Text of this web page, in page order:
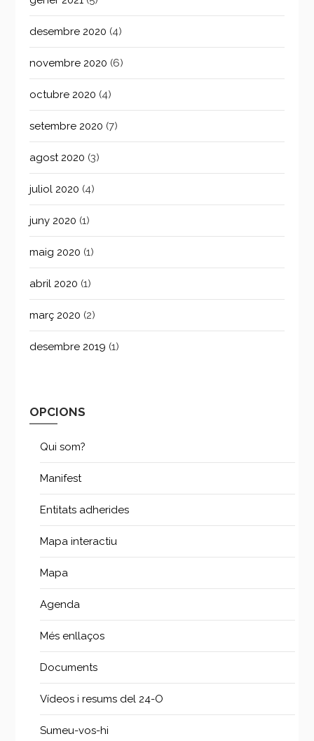
desembre 2020 (4)
novembre 2020 (6)
octubre 2020 (4)
setembre 2020 (7)
agost 2020 (3)
juliol 2020 (4)
juny 2020 (1)
maig 2020 (1)
abril 2020 (1)
març 2020 (2)
desembre 2019 (1)
OPCIONS
Qui som?
Manifest
Entitats adherides
Mapa interactiu
Mapa
Agenda
Més enllaços
Documents
Vídeos i resums del 24-O
Sumeu-vos-hi